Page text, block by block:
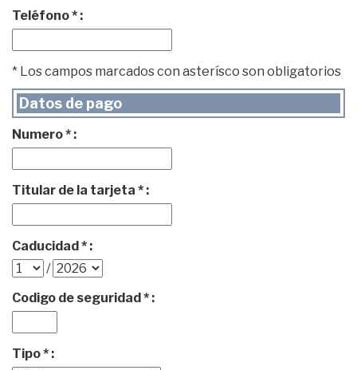
Teléfono * :
* Los campos marcados con asterísco son obligatorios
Datos de pago
Numero * :
Titular de la tarjeta * :
Caducidad * :
/
Codigo de seguridad * :
Tipo * :